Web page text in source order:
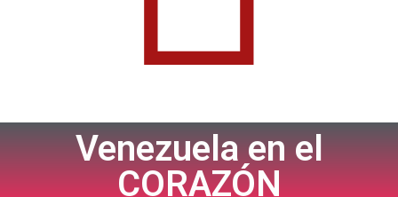
Venezuela en el
CORAZÓN